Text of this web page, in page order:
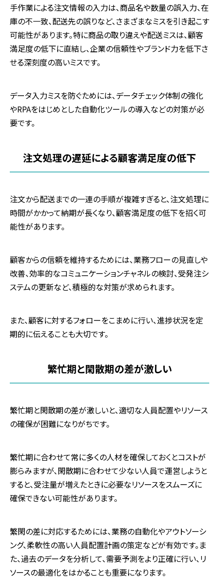
手作業による注文情報の入力は、商品名や数量の誤入力、在
庫の不一致、配送先の誤りなど、さまざまなミスを引き起こす
可能性があります。特に商品の取り違えや配送ミスは、顧客
満足度の低下に直結し、企業の信頼性やブランド力を低下さ
せる深刻度の高いミスです。
データ入力ミスを防ぐためには、データチェック体制の強化
やRPAをはじめとした自動化ツールの導入などの対策が必
要です。
注文処理の遅延による顧客満足度の低下
注文から配送までの一連の手順が複雑すぎると、注文処理に
時間がかかって納期が長くなり、顧客満足度の低下を招く可
能性があります。
顧客からの信頼を維持するためには、業務フローの見直しや
改善、効率的なコミュニケーションチャネルの検討、受発注シ
ステムの更新など、積極的な対策が求められます。
また、顧客に対するフォローをこまめに行い、進捗状況を定
期的に伝えることも大切です。
繁忙期と閑散期の差が激しい
繁忙期と閑散期の差が激しいと、適切な人員配置やリソース
の確保が困難になりがちです。
繁忙期に合わせて常に多くの人材を確保しておくとコストが
膨らみますが、閑散期に合わせて少ない人員で運営しようと
すると、受注量が増えたときに必要なリソースをスムーズに
確保できない可能性があります。
繁閑の差に対応するためには、業務の自動化やアウトソーシ
ング、柔軟性の高い人員配置計画の策定などが有効です。ま
た、過去のデータを分析して、需要予測をより正確に行い、リ
ソースの最適化をはかることも重要になります。